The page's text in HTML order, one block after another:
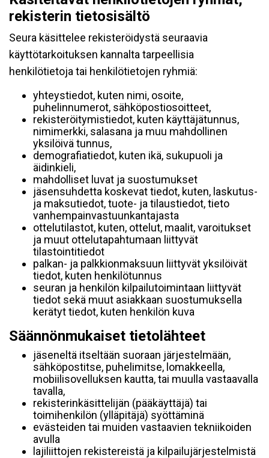
rekisterin tietosisältö
Seura käsittelee rekisteröidystä seuraavia
käyttötarkoituksen kannalta tarpeellisia
henkilötietoja tai henkilötietojen ryhmiä:
yhteystiedot, kuten nimi, osoite,
puhelinnumerot, sähköpostiosoitteet,
rekisteröitymistiedot, kuten käyttäjätunnus,
nimimerkki, salasana ja muu mahdollinen
yksilöivä tunnus,
demografiatiedot, kuten ikä, sukupuoli ja
äidinkieli,
mahdolliset luvat ja suostumukset
jäsensuhdetta koskevat tiedot, kuten, laskutus-
ja maksutiedot, tuote- ja tilaustiedot, tieto
vanhempainvastuunkantajasta
ottelutilastot, kuten, ottelut, maalit, varoitukset
ja muut ottelutapahtumaan liittyvät
tilastointitiedot
palkan- ja palkkionmaksuun liittyvät yksilöivät
tiedot, kuten henkilötunnus
seuran ja henkilön kilpailutoimintaan liittyvät
tiedot sekä muut asiakkaan suostumuksella
kerätyt tiedot, kuten henkilön kuva
Säännönmukaiset tietolähteet
jäseneltä itseltään suoraan järjestelmään,
sähköpostitse, puhelimitse, lomakkeella,
mobiilisovelluksen kautta, tai muulla vastaavalla
tavalla,
rekisterinkäsittelijän (pääkäyttäjä) tai
toimihenkilön (ylläpitäjä) syöttäminä
evästeiden tai muiden vastaavien tekniikoiden
avulla
lajiliittojen rekistereistä ja kilpailujärjestelmistä